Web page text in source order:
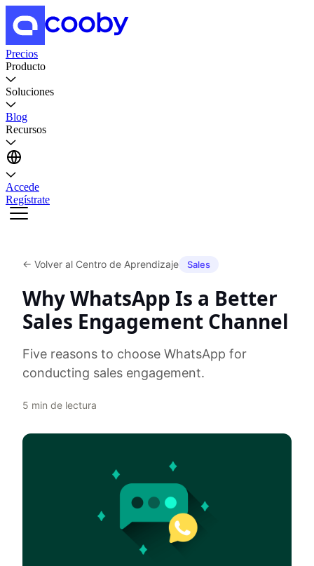
Precios
Producto
Soluciones
Blog
Recursos
Accede
Regístrate
← Volver al Centro de Aprendizaje Sales
Why WhatsApp Is a Better
Sales Engagement Channel
Five reasons to choose WhatsApp for
conducting sales engagement.
5 min de lectura